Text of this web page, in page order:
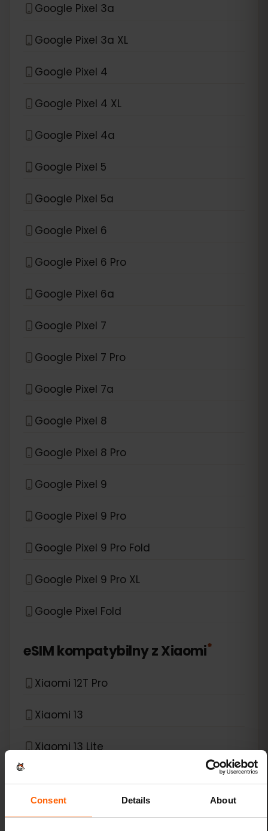
Consent Details About
Google Pixel 3a
Google Pixel 3a XL
Google Pixel 4
Google Pixel 4 XL
Google Pixel 4a
Google Pixel 5
Google Pixel 5a
Google Pixel 6
Google Pixel 6 Pro
Google Pixel 6a
Google Pixel 7
Google Pixel 7 Pro
Google Pixel 7a
Google Pixel 8
Google Pixel 8 Pro
Google Pixel 9
Google Pixel 9 Pro
Google Pixel 9 Pro Fold
Google Pixel 9 Pro XL
Google Pixel Fold
eSIM kompatybilny zXiaomi*
Xiaomi 12T Pro
Xiaomi 13
Xiaomi 13 Lite